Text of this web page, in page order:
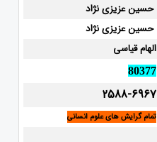
حسین عزیزی نژاد
حسین عزیزی نژاد
الهام قیاسی
80377
2588-6967
تمام گرایش های علوم انسانی